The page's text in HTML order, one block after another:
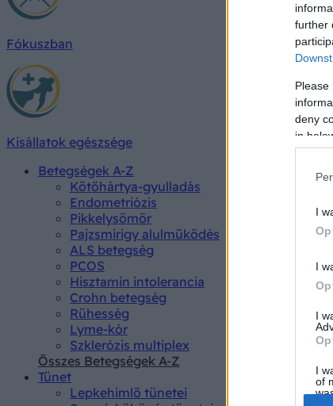
further
Please
deny
in
I
I
I
I
of
Fókuszban
Kisállatok egészsége
Betegségek A-Z
Kötőhártya-gyulladás
Endometriózis
Pikkelysömör
Pajzsmirigy alulműködés
ALS betegség
PCOS
Hisztamin intolerancia
Crohn betegség
Rühesség
Lyme-kór
Szklerózis multiplex
Összes Betegségek A-Z
Tünet
Lepkehimlő tünetei